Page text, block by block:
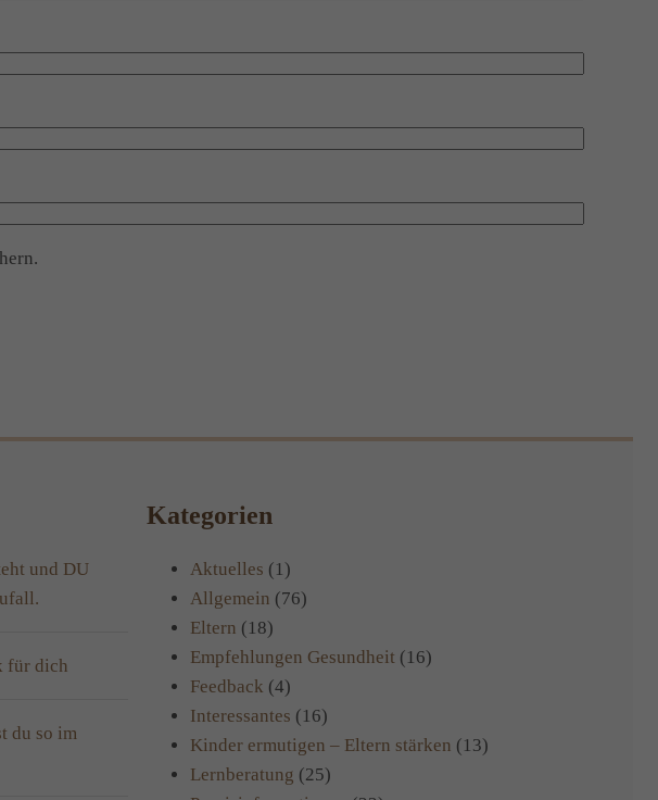
und DU
für dich
du so im
Kategorien
Aktuelles (1)
Allgemein (76)
Eltern (18)
Empfehlungen Gesundheit(16)
Feedback (4)
Interessantes (16)
Kinder ermutigen – Eltern stärken (13)
Lernberatung (25)